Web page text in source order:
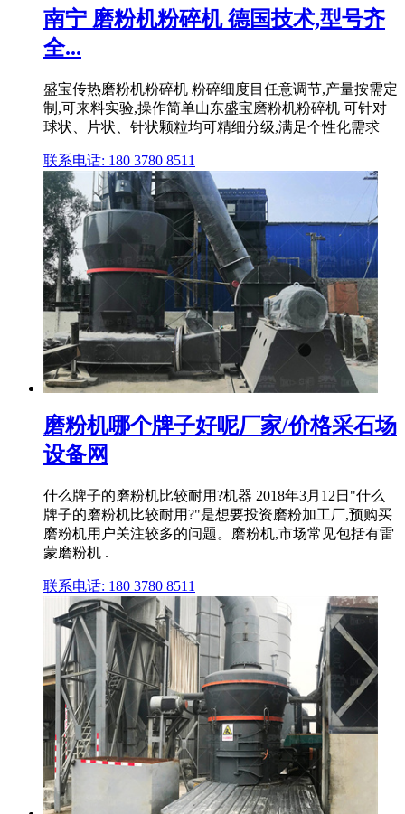
南宁 磨粉机粉碎机 德国技术,型号齐
全...
盛宝传热磨粉机粉碎机 粉碎细度目任意调节,产量按需定
制,可来料实验,操作简单山东盛宝磨粉机粉碎机 可针对
球状、片状、针状颗粒均可精细分级,满足个性化需求
联系电话: 180 3780 8511
磨粉机哪个牌子好呢厂家/价格采石场
设备网
什么牌子的磨粉机比较耐用?机器 2018年3月12日"什么
牌子的磨粉机比较耐用?"是想要投资磨粉加工厂,预购买
磨粉机用户关注较多的问题。磨粉机,市场常见包括有雷
蒙磨粉机 .
联系电话: 180 3780 8511